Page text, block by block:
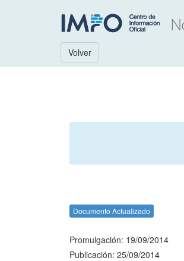
Volver
Documento Actualizado
Promulgación: 19/09/2014
Publicación: 25/09/2014